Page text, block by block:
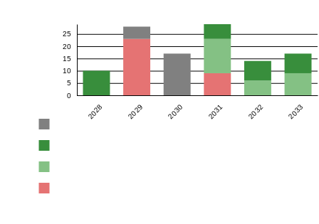
0
5
10
15
20
25
2028 2029 2030 2031 2032 2033